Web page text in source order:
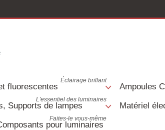
fluorescentes
Éclairage brillant
Ampoules
Supports de lampes
L'essentiel des luminaires
Matériel
pour luminaires
Faites-le vous-même